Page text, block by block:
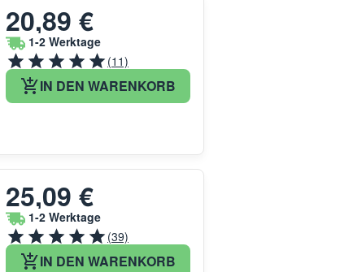
20,89 €
1-2 Werktage
(11)
IN DEN WARENKORB
25,09 €
1-2 Werktage
(39)
IN DEN WARENKORB